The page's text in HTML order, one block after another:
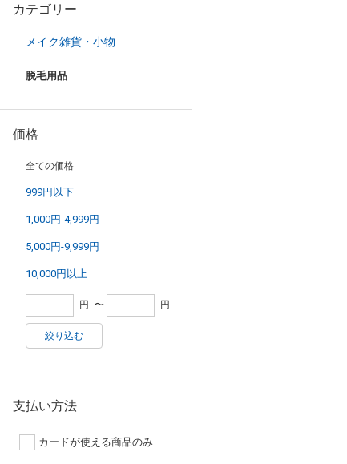
カテゴリー
メイク雑貨・小物
脱毛用品
価格
全ての価格
999円以下
1,000円-4,999円
5,000円-9,999円
10,000円以上
円 〜 円
絞り込む
支払い方法
カードが使える商品のみ